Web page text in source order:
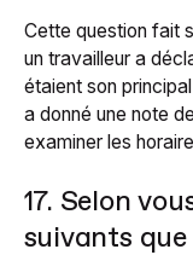
Cette question fait
un travailleur a
étaient son
a donné une note
examiner les
17. Selon
suivants que